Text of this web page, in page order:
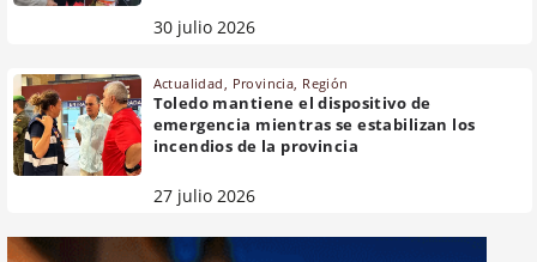
30 julio 2026
Actualidad Provincia Región
Toledo mantiene el dispositivo de
emergencia mientras se estabilizan los
incendios de la provincia
27 julio 2026